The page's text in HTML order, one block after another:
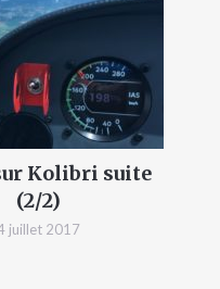
Kolibri suite
(2/2)
juillet 2017